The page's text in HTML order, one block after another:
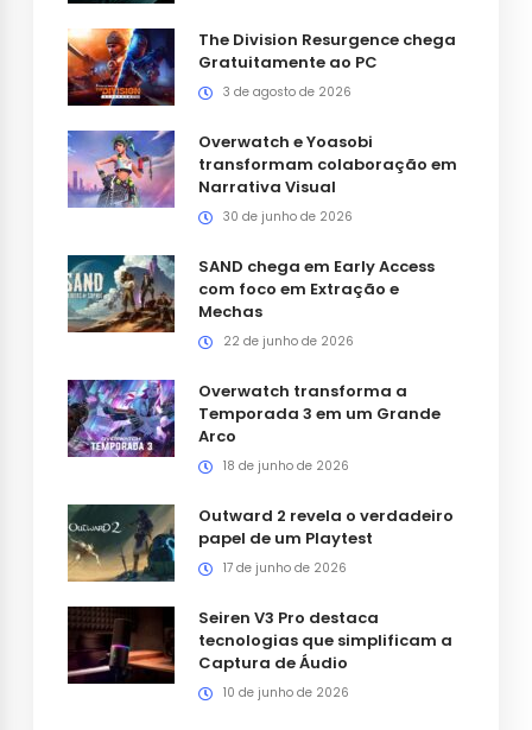
The Division Resurgence chega
Gratuitamente ao PC
3 de agosto de 2026
Overwatch e Yoasobi
transformam colaboração em
Narrativa Visual
30 de junho de 2026
SAND chega em Early Access
com foco em Extração e
Mechas
22 de junho de 2026
Overwatch transforma a
Temporada 3 em um Grande
Arco
18 de junho de 2026
Outward 2 revela o verdadeiro
papel de um Playtest
17 de junho de 2026
Seiren V3 Pro destaca
tecnologias que simplificam a
Captura de Áudio
10 de junho de 2026